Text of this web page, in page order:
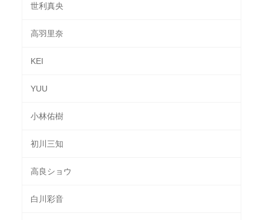
世利真央
高羽里奈
KEI
YUU
小林佑樹
初川三知
高良ショウ
白川彩音